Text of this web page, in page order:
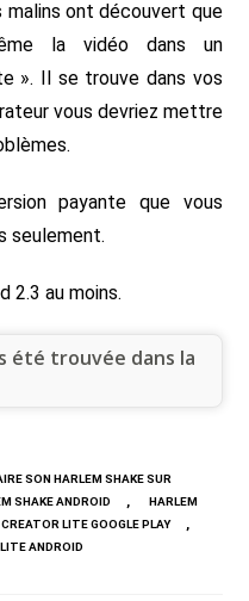
ont découvert que
la vidéo dans un
». Il se trouve dans vos
vous devriez mettre
payante que vous
seulement.
2.3 au moins.
été trouvée dans la
SON HARLEM SHAKE SUR
SHAKE ANDROID ,
HARLEM
LITE GOOGLE PLAY ,
ANDROID